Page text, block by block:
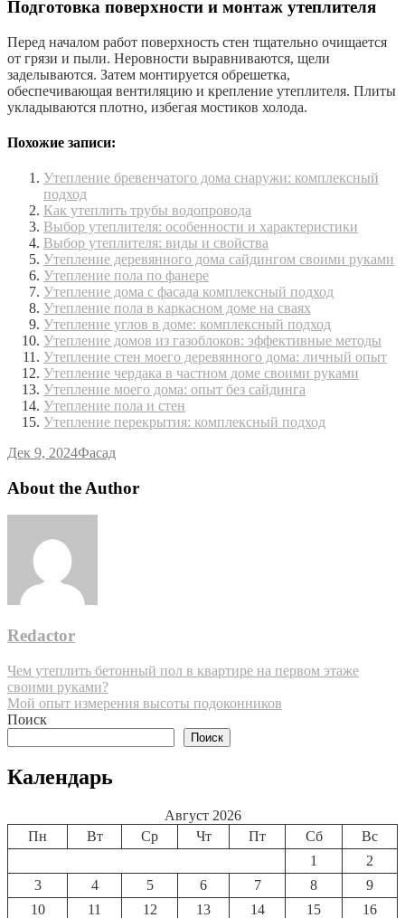
Подготовка поверхности и монтаж утеплителя
Перед началом работ поверхность стен тщательно очищается
от грязи и пыли. Неровности выравниваются, щели
заделываются. Затем монтируется обрешетка,
обеспечивающая вентиляцию и крепление утеплителя. Плиты
укладываются плотно, избегая мостиков холода.
Похожие записи:
Утепление бревенчатого дома снаружи: комплексный
подход
Как утеплить трубы водопровода
Выбор утеплителя: особенности и характеристики
Выбор утеплителя: виды и свойства
Утепление деревянного дома сайдингом своими руками
Утепление пола по фанере
Утепление дома с фасада комплексный подход
Утепление пола в каркасном доме на сваях
Утепление углов в доме: комплексный подход
Утепление домов из газоблоков: эффективные методы
Утепление стен моего деревянного дома: личный опыт
Утепление чердака в частном доме своими руками
Утепление моего дома: опыт без сайдинга
Утепление пола и стен
Утепление перекрытия: комплексный подход
Дек 9, 2024Фасад
About the Author
Redactor
Навигация
по
записям
Чем утеплить бетонный пол в квартире на первом этаже
своими руками?
Мой опыт измерения высоты подоконников
Поиск
Поиск
Календарь
Август 2026
Пн
Вт Ср Чт Пт Сб
Вс
1
2
3
4 5 6 7 8
9
10
11 12 13 14 15
16